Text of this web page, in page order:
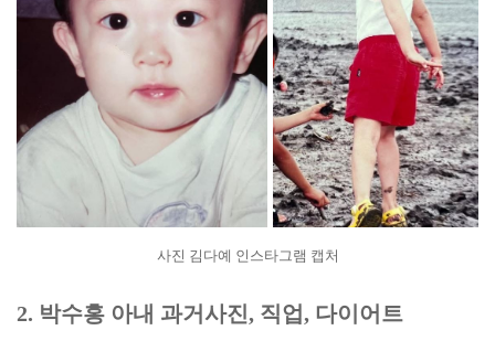
사진 김다예 인스타그램 캡처
2. 박수홍 아내 과거사진, 직업, 다이어트